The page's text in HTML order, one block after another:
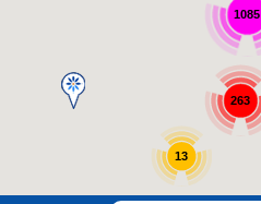
1085
13
263